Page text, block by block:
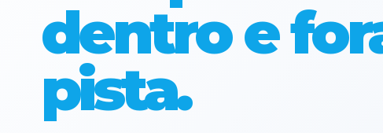
dentro e
pista.